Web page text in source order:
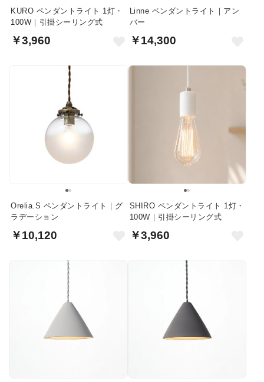
KURO ペンダントライト 1灯・
100W｜引掛シーリング式
￥3,960
Linne ペンダントライト｜アン
バー
￥14,300
Orelia.S ペンダントライト｜グ
ラデーション
￥10,120
SHIRO ペンダントライト 1灯・
100W｜引掛シーリング式
￥3,960